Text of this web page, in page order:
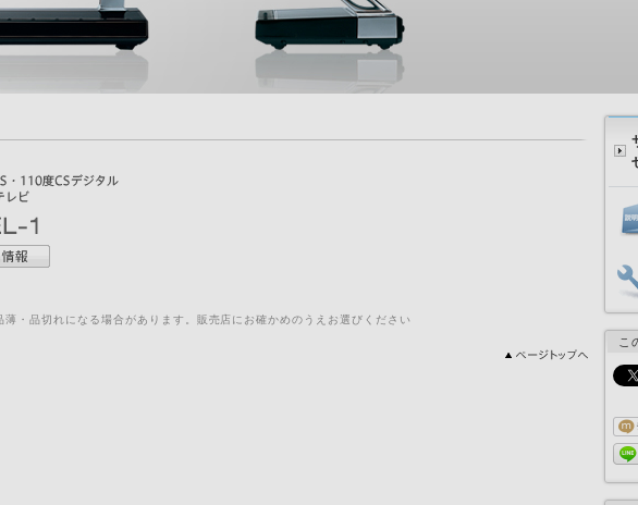
・品切れになる場合があります。販売店にお確かめのうえお選びください
こ